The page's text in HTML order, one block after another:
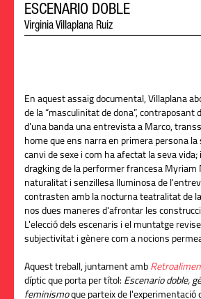
ESCENARIO DOBLE
Virginia Villaplana Ruiz
En aquest assaig documental, Villaplana
de la “masculinitat de dona”, contraposant
d'una banda una entrevista a Marco,
home que ens narra en primera persona la
canvi de sexe i com ha afectat la seva vida;
dragking de la performer francesa Myriam
naturalitat i senzillesa lluminosa de
contrasten amb la nocturna teatralitat de
nos dues maneres d'afrontar les
L'elecció dels escenaris i el muntatge
subjectivitat i gènere com a nocions
Aquest treball, juntament amb
díptic que porta per títol: Escenario doble,
feminismoque parteix de l'experimentació